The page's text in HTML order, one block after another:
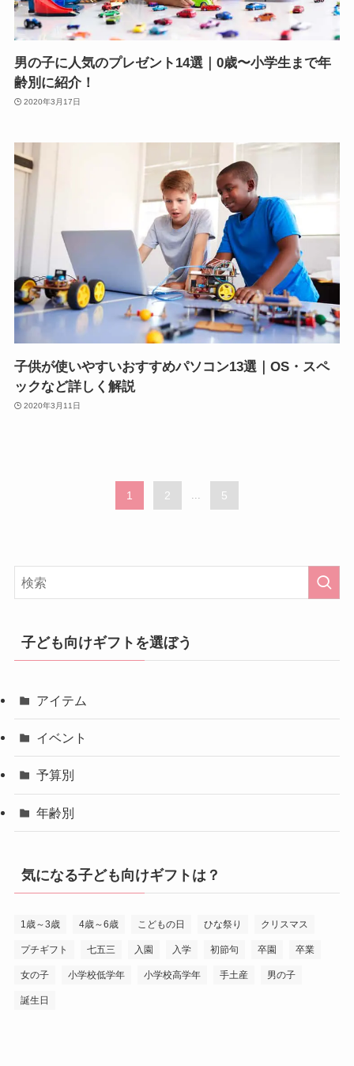
男の子に人気のプレゼント14選｜0歳〜小学生まで年
齢別に紹介！
2020年3月17日
子供が使いやすいおすすめパソコン13選｜OS・スペ
ックなど詳しく解説
2020年3月11日
1 2 ... 5
子ども向けギフトを選ぼう
アイテム
イベント
予算別
年齢別
気になる子ども向けギフトは？
1歳～3歳 4歳～6歳 こどもの日 ひな祭り クリスマス
プチギフト 七五三 入園 入学 初節句 卒園 卒業
女の子 小学校低学年 小学校高学年 手土産 男の子
誕生日